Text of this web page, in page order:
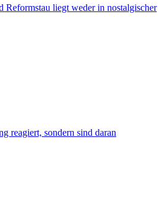
liegt weder in nostalgischer
reagiert, sondern sind daran